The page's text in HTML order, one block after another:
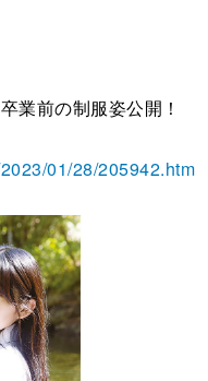
業前の制服姿公開！
01/28/205942.htm